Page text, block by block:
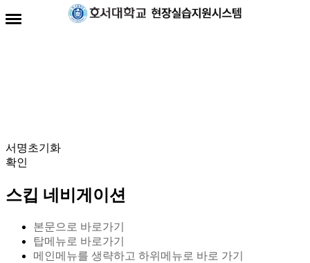
전자서명란
서명초기화
확인
스킵 네비게이션
본문으로 바로가기
탑메뉴로 바로가기
메인메뉴를 생략하고 하위메뉴로 바로 가기